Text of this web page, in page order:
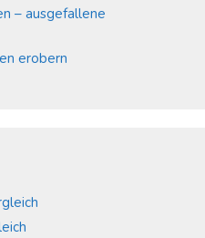
– ausgefallene
erobern